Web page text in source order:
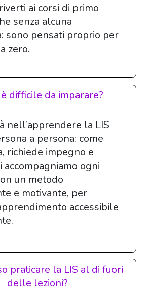
ai corsi di primo
senza alcuna
sono pensati proprio per
zero.
è difficile da imparare?
nell’apprendere la LIS
a persona: come
richiede impegno e
accompagniamo ogni
un metodo
e motivante, per
accessibile
praticare la LIS al di fuori
delle lezioni?